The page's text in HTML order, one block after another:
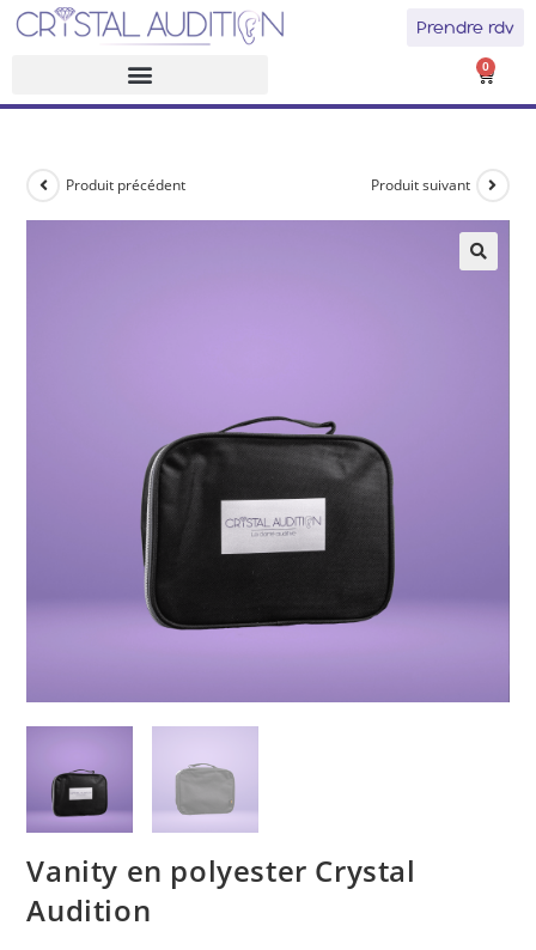
Prendre rdv
0
Produit précédent Produit suivant
Vanity en polyester Crystal
Audition